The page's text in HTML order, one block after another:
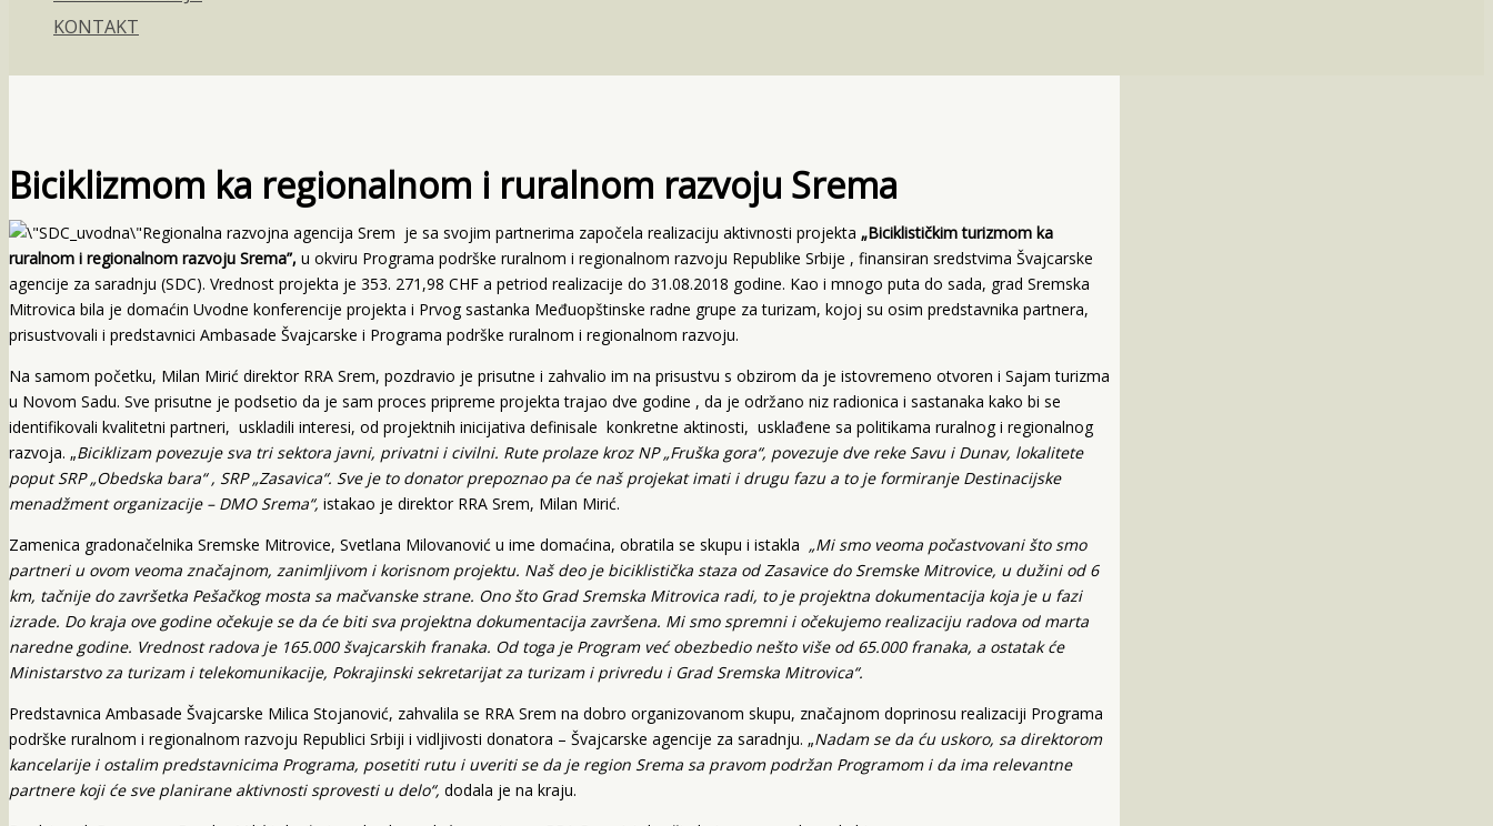
KONTAKT
Biciklizmom ka regionalnom i ruralnom razvoju Srema
Regionalna razvojna agencija Srem je sa svojim partnerima započela realizaciju aktivnosti projekta „Biciklističkim turizmom ka
ruralnom i regionalnom razvoju Srema”, u okviru Programa podrške ruralnom i regionalnom razvoju Republike Srbije , finansiran sredstvima Švajcarske
agencije za saradnju (SDC). Vrednost projekta je 353. 271,98 CHF a petriod realizacije do 31.08.2018 godine. Kao i mnogo puta do sada, grad Sremska
Mitrovica bila je domaćin Uvodne konferencije projekta i Prvog sastanka Međuopštinske radne grupe za turizam, kojoj su osim predstavnika partnera,
prisustvovali i predstavnici Ambasade Švajcarske i Programa podrške ruralnom i regionalnom razvoju.
Na samom početku, Milan Mirić direktor RRA Srem, pozdravio je prisutne i zahvalio im na prisustvu s obzirom da je istovremeno otvoren i Sajam turizma
u Novom Sadu. Sve prisutne je podsetio da je sam proces pripreme projekta trajao dve godine , da je održano niz radionica i sastanaka kako bi se
identifikovali kvalitetni partneri, uskladili interesi, od projektnih inicijativa definisale konkretne aktinosti, usklađene sa politikama ruralnog i regionalnog
razvoja. „Biciklizam povezuje sva tri sektora javni, privatni i civilni. Rute prolaze kroz NP „Fruška gora“, povezuje dve reke Savu i Dunav, lokalitete
poput SRP „Obedska bara“ , SRP „Zasavica“. Sve je to donator prepoznao pa će naš projekat imati i drugu fazu a to je formiranje Destinacijske
menadžment organizacije – DMO Srema“, istakao je direktor RRA Srem, Milan Mirić.
Zamenica gradonačelnika Sremske Mitrovice, Svetlana Milovanović u ime domaćina, obratila se skupu i istakla „Mi smo veoma počastvovani što smo
partneri u ovom veoma značajnom, zanimljivom i korisnom projektu. Naš deo je biciklistička staza od Zasavice do Sremske Mitrovice, u dužini od 6
km, tačnije do završetka Pešačkog mosta sa mačvanske strane. Ono što Grad Sremska Mitrovica radi, to je projektna dokumentacija koja je u fazi
izrade. Do kraja ove godine očekuje se da će biti sva projektna dokumentacija završena. Mi smo spremni i očekujemo realizaciju radova od marta
naredne godine. Vrednost radova je 165.000 švajcarskih franaka. Od toga je Program već obezbedio nešto više od 65.000 franaka, a ostatak će
Ministarstvo za turizam i telekomunikacije, Pokrajinski sekretarijat za turizam i privredu i Grad Sremska Mitrovica“.
Predstavnica Ambasade Švajcarske Milica Stojanović, zahvalila se RRA Srem na dobro organizovanom skupu, značajnom doprinosu realizaciji Programa
podrške ruralnom i regionalnom razvoju Republici Srbiji i vidljivosti donatora – Švajcarske agencije za saradnju. „Nadam se da ću uskoro, sa direktorom
kancelarije i ostalim predstavnicima Programa, posetiti rutu i uveriti se da je region Srema sa pravom podržan Programom i da ima relevantne
partnere koji će sve planirane aktivnosti sprovesti u delo“, dodala je na kraju.